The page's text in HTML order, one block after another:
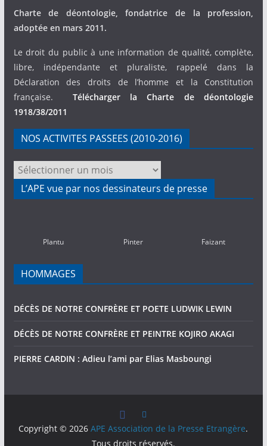
Charte de déontologie, fondatrice de la profession,
adoptée en mars 2011.
Le droit du public à une information de qualité, complète,
libre, indépendante et pluraliste, rappelé dans la
Déclaration des droits de l’homme et la Constitution
française. Télécharger la Charte de déontologie
1918/38/2011
NOS ACTIVITES PASSEES (2010-2016)
NOS
ACTIVITES
PASSEES
L’APE vue par nos dessinateurs de presse
Plantu Pinter Faizant
HOMMAGES
DÉCÈS DE NOTRE CONFRÈRE ET POETE LUDWIK LEWIN
DÉCÈS DE NOTRE CONFRÈRE ET PEINTRE KOJIRO AKAGI
PIERRE CARDIN : Adieu l’ami par Elias Masboungi
Copyright © 2026APE Association de la Presse Etrangère.
Tous droits réservés.